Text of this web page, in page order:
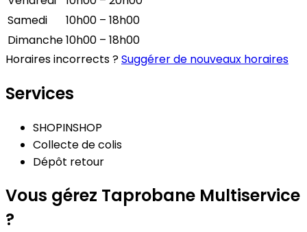
Samedi
10h00 – 18h00
Dimanche10h00 – 18h00
Horaires incorrects ?Suggérer de nouveaux horaires
Services
SHOPINSHOP
Collecte de colis
Dépôt retour
Vous gérez Taprobane Multiservice
?